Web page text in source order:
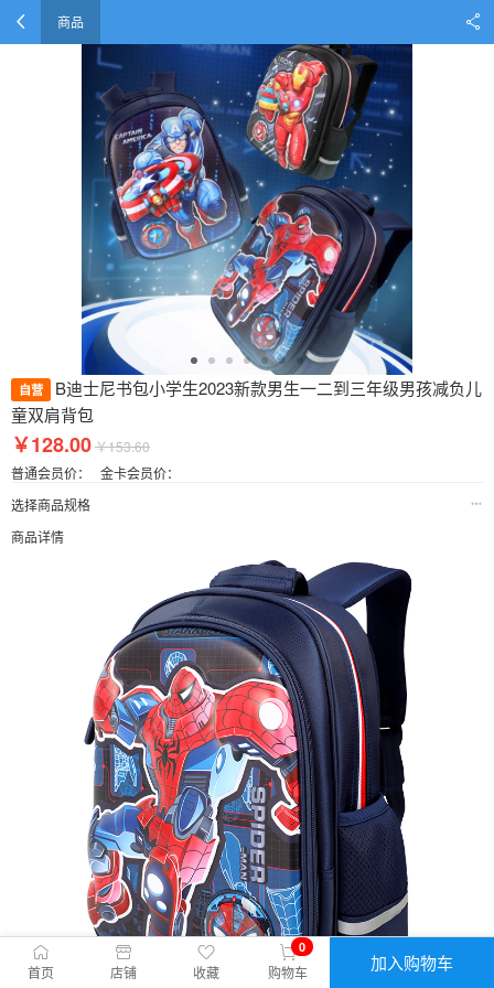
商品
自营 B迪士尼书包小学生2023新款男生一二到三年级男孩减负儿
童双肩背包
￥128.00￥153.60
普通会员价：
金卡会员价：
选择商品规格
商品详情
首页 店铺 收藏 购物车
0
加入购物车